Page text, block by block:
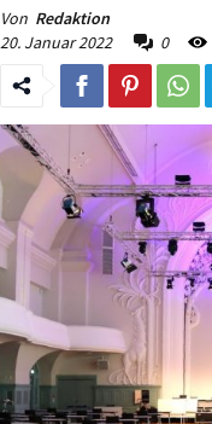
Von Redaktion
20. Januar 2022
0